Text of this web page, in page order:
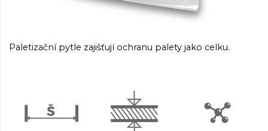
Paletizační pytle zajišťují ochranu palety jako celku.